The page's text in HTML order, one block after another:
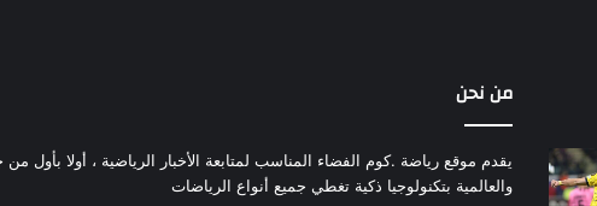
من نحن
يقدم موقع رياضة .كوم الفضاء المناسب لمتابعة الأخبار الرياضية ، أولا بأول من
والعالمية بتكنولوجيا ذكية تغطي جميع أنواع الرياضات